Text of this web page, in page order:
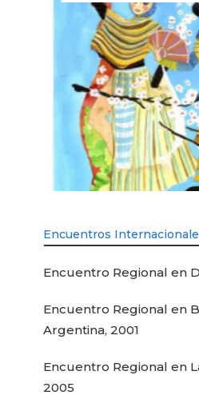
Encuentros
Encuentro Regional en
Encuentro Regional en
Argentina, 2001
Encuentro Regional en
2005